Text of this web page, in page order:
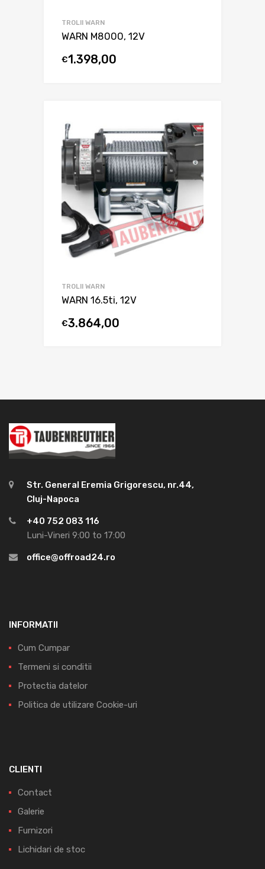
TROLII WARN
WARN M8000, 12V
€1.398,00
TROLII WARN
WARN 16.5ti, 12V
€3.864,00
Str. General Eremia Grigorescu, nr.44,
Cluj-Napoca
+40 752 083 116
Luni-Vineri 9:00 to 17:00
office@offroad24.ro
INFORMATII
Cum Cumpar
Termeni si conditii
Protectia datelor
Politica de utilizare Cookie-uri
CLIENTI
Contact
Galerie
Furnizori
Lichidari de stoc